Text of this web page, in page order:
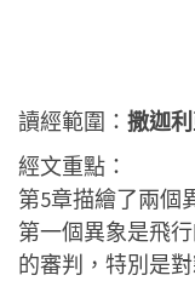
讀經範圍： 撒迦
經文重點：
第5章描繪了兩個
第一個異象是飛
的審判，特別是